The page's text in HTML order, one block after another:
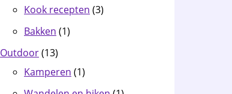
Kook recepten (3)
Bakken (1)
Outdoor(13)
Kamperen (1)